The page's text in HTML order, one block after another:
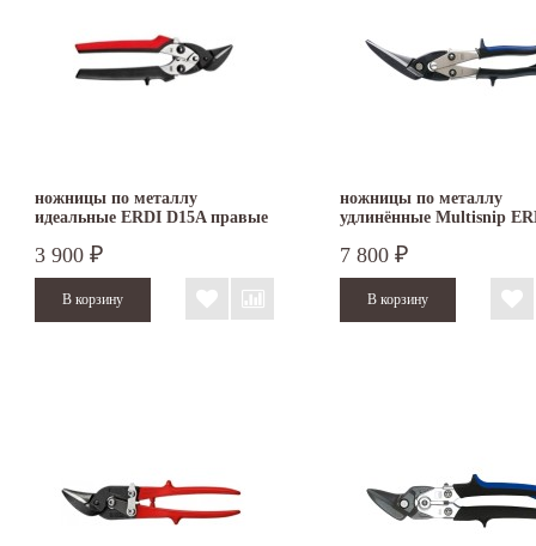
ножницы по металлу
идеальные ERDI D15A правые
3 900 ₽
ножницы по металлу
удлинённые Multisnip
7 800 ₽